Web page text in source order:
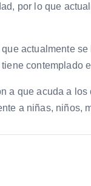
por lo que
actualmente
contemplado
a que acuda a
a niñas, niños,